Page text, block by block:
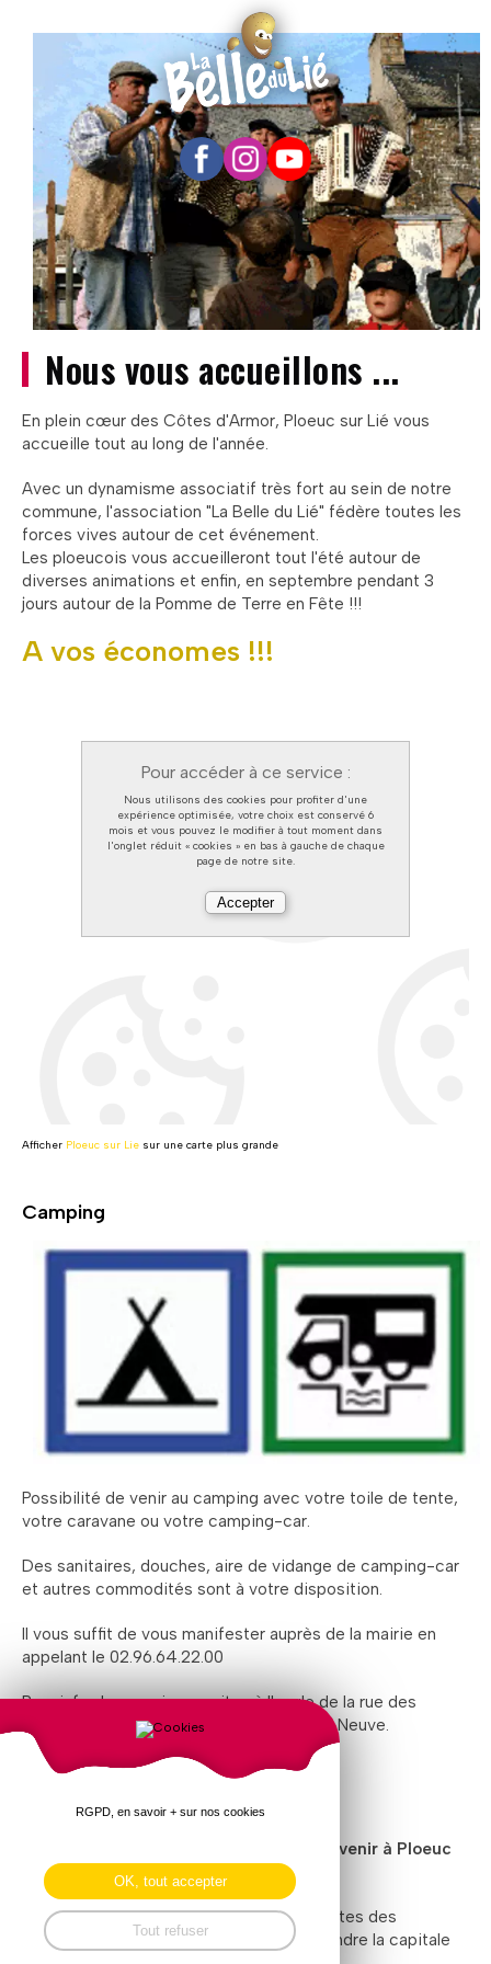
Nous vous accueillons ...
En plein cœur des Côtes d'Armor, Ploeuc sur Lié vous
accueille tout au long de l'année.
Avec un dynamisme associatif très fort au sein de notre
commune, l'association "La Belle du Lié" fédère toutes les
forces vives autour de cet événement.
Les ploeucois vous accueilleront tout l'été autour de
diverses animations et enfin, en septembre pendant 3
jours autour de la Pomme de Terre en Fête !!!
A vos économes !!!
Pour accéder à ce service :
Nous utilisons des cookies pour profiter d'une
expérience optimisée, votre choix est conservé 6
mois et vous pouvez le modifier à tout moment dans
l'onglet réduit « cookies » en bas à gauche de chaque
page de notre site.
Afficher Ploeuc sur Lie sur une carte plus grande
Camping
Possibilité de venir au camping avec votre toile de tente,
votre caravane ou votre camping-car.
Des sanitaires, douches, aire de vidange de camping-car
et autres commodités sont à votre disposition.
Il vous suffit de vous manifester auprès de la mairie en
appelant le 02.96.64.22.00
Pour info :le camping se situe à l'angle de la rue des
Frères Radenac et de la rue de la Clôture Neuve.
Organisez votre covoiturage ...
Pourquoi pas faire du covoiturage pour venir à Ploeuc
Sur Lié
Inscrivez-vous sur le site de Ticoto et faites des
économies en vous regroupant pour rejoindre la capitale
RGPD, en savoir + sur nos cookies
OK, tout accepter
Tout refuser